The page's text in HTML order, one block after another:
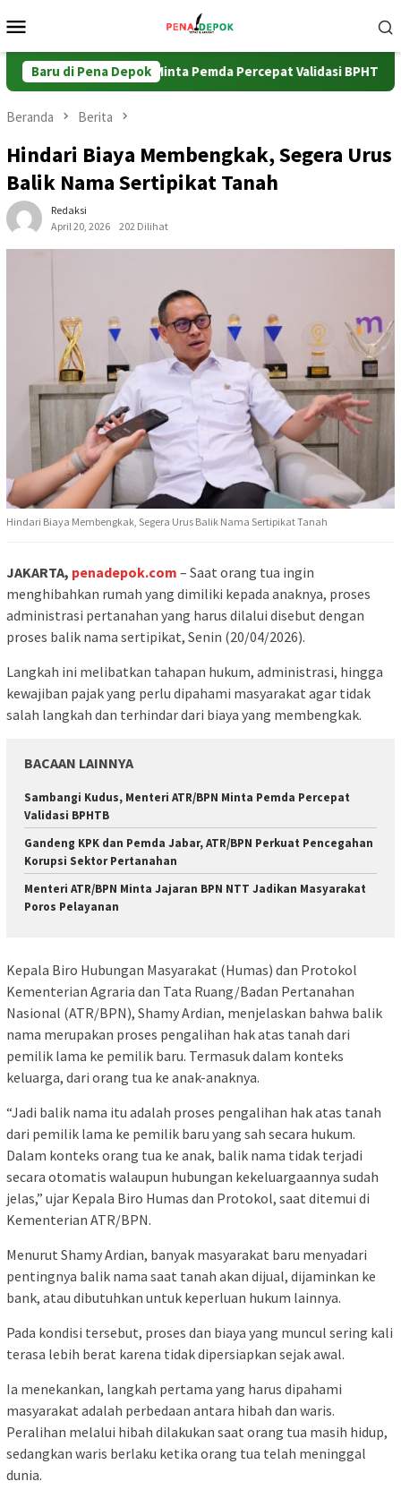
ke
Mobile
Baru di Pena Depok
ATR/BPN Minta Pemda Percepat Validasi BPHTB
Beranda Berita
Hindari Biaya Membengkak, Segera Urus
Balik Nama Sertipikat Tanah
Redaksi
April 20, 2026
202 Dilihat
Hindari Biaya Membengkak, Segera Urus Balik Nama Sertipikat Tanah
JAKARTA, penadepok.com – Saat orang tua ingin
menghibahkan rumah yang dimiliki kepada anaknya, proses
administrasi pertanahan yang harus dilalui disebut dengan
proses balik nama sertipikat, Senin (20/04/2026).
Langkah ini melibatkan tahapan hukum, administrasi, hingga
kewajiban pajak yang perlu dipahami masyarakat agar tidak
salah langkah dan terhindar dari biaya yang membengkak.
BACAAN LAINNYA
Sambangi Kudus, Menteri ATR/BPN Minta Pemda Percepat
Validasi BPHTB
Gandeng KPK dan Pemda Jabar, ATR/BPN Perkuat Pencegahan
Korupsi Sektor Pertanahan
Menteri ATR/BPN Minta Jajaran BPN NTT Jadikan Masyarakat
Poros Pelayanan
Kepala Biro Hubungan Masyarakat (Humas) dan Protokol
Kementerian Agraria dan Tata Ruang/Badan Pertanahan
Nasional (ATR/BPN), Shamy Ardian, menjelaskan bahwa balik
nama merupakan proses pengalihan hak atas tanah dari
pemilik lama ke pemilik baru. Termasuk dalam konteks
keluarga, dari orang tua ke anak-anaknya.
“Jadi balik nama itu adalah proses pengalihan hak atas tanah
dari pemilik lama ke pemilik baru yang sah secara hukum.
Dalam konteks orang tua ke anak, balik nama tidak terjadi
secara otomatis walaupun hubungan kekeluargaannya sudah
jelas,” ujar Kepala Biro Humas dan Protokol, saat ditemui di
Kementerian ATR/BPN.
Menurut Shamy Ardian, banyak masyarakat baru menyadari
pentingnya balik nama saat tanah akan dijual, dijaminkan ke
bank, atau dibutuhkan untuk keperluan hukum lainnya.
Pada kondisi tersebut, proses dan biaya yang muncul sering kali
terasa lebih berat karena tidak dipersiapkan sejak awal.
Ia menekankan, langkah pertama yang harus dipahami
masyarakat adalah perbedaan antara hibah dan waris.
Peralihan melalui hibah dilakukan saat orang tua masih hidup,
sedangkan waris berlaku ketika orang tua telah meninggal
dunia.